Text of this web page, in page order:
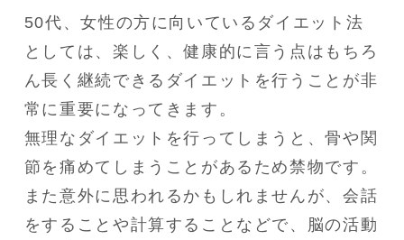
50代、女性の方に向いているダイエット法
としては、楽しく、健康的に言う点はもちろ
ん長く継続できるダイエットを行うことが非
常に重要になってきます。
無理なダイエットを行ってしまうと、骨や関
節を痛めてしまうことがあるため禁物です。
また意外に思われるかもしれませんが、会話
をすることや計算することなどで、脳の活動